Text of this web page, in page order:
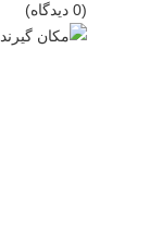
(0 دیدگاه)